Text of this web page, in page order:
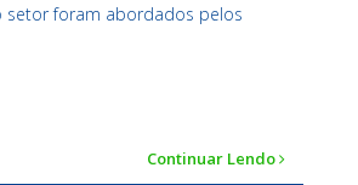
setor foram abordados pelos
Continuar Lendo